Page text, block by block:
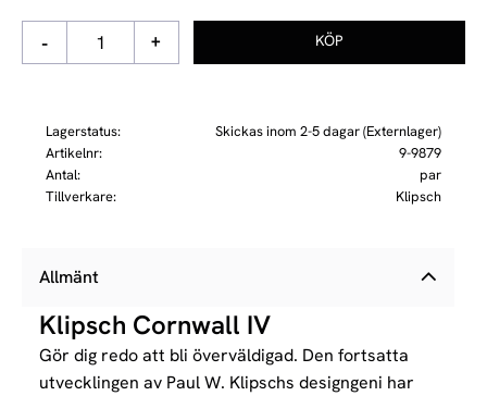
+
-
Lagerstatus
Skickas inom 2-5 dagar (Externlager)
Artikelnr
9-9879
Antal
par
Tillverkare
Klipsch
Allmänt
Klipsch Cornwall IV
Gör dig redo att bli överväldigad. Den fortsatta
utvecklingen av Paul W. Klipschs designgeni har